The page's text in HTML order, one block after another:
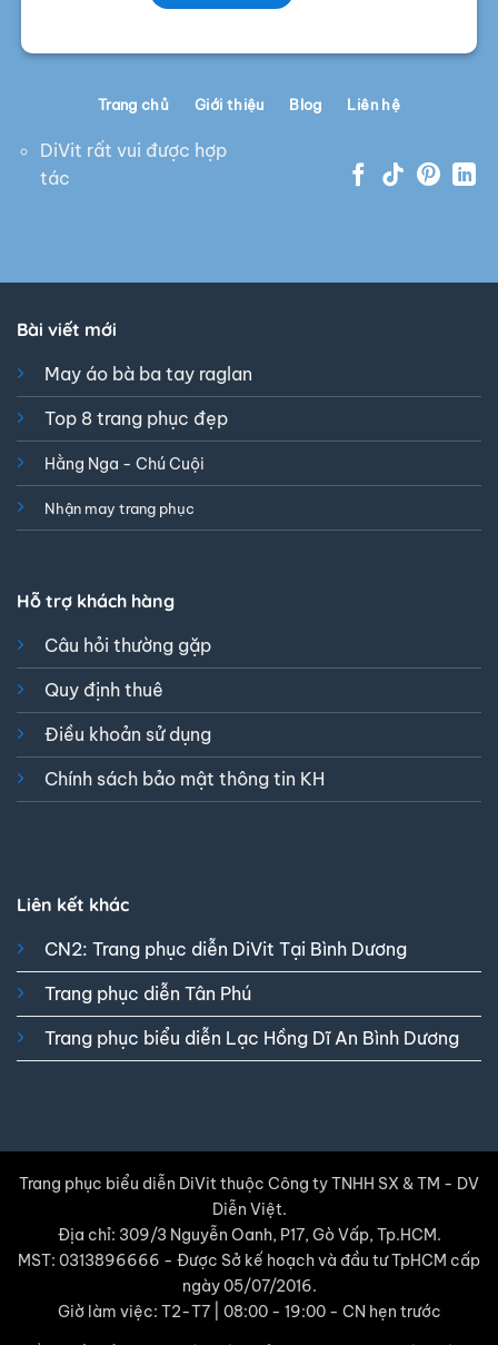
DiVit rất vui được hợp
tác
Trang chủ Giới thiệu Blog Liên hệ
Bài viết mới
May áo bà ba tay raglan
Top 8 trang phục đẹp
Hằng Nga - Chú Cuội
Nhận may trang phục
Hỗ trợ khách hàng
Câu hỏi thường gặp
Quy định thuê
Điều khoản sử dụng
Chính sách bảo mật thông tin KH
Liên kết khác
CN2: Trang phục diễn DiVit Tại Bình Dương
Trang phục diễn Tân Phú
Trang phục biểu diễn Lạc Hồng Dĩ An Bình Dương
Trang phục biểu diễn DiVit thuộc Công ty TNHH SX & TM - DV
Diễn Việt.
Địa chỉ: 309/3 Nguyễn Oanh, P17, Gò Vấp, Tp.HCM.
MST: 0313896666 - Được Sở kế hoạch và đầu tư TpHCM cấp
ngày 05/07/2016.
Giờ làm việc: T2-T7 | 08:00 - 19:00 - CN hẹn trước